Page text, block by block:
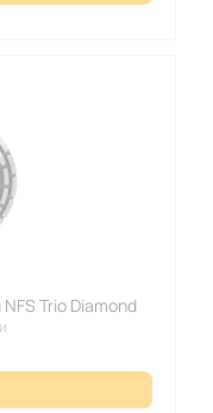
Trio Diamond